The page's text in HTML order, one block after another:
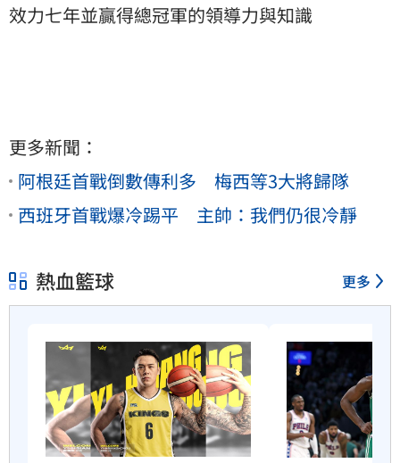
效力七年並贏得總冠軍的領導力與知識
更多新聞：
阿根廷首戰倒數傳利多 梅西等3大將歸隊
西班牙首戰爆冷踢平 主帥：我們仍很冷靜
熱血籃球 更多